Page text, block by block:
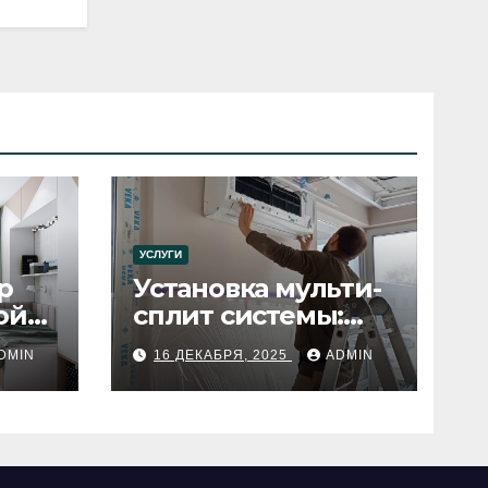
УСЛУГИ
Установка мульти-
сплит системы:
пошаговое
руководство
16 ДЕКАБРЯ, 2025 ADMIN